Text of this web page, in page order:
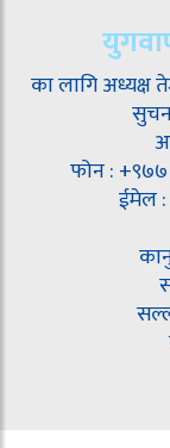
का लागि अध्यक्ष
फोन :
ईमेल